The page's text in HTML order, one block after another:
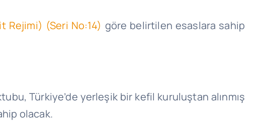
Rejimi) (Seri No:14) göre belirtilen esaslara sahip
Türkiye’de yerleşik bir kefil kuruluştan alınmış
olacak.